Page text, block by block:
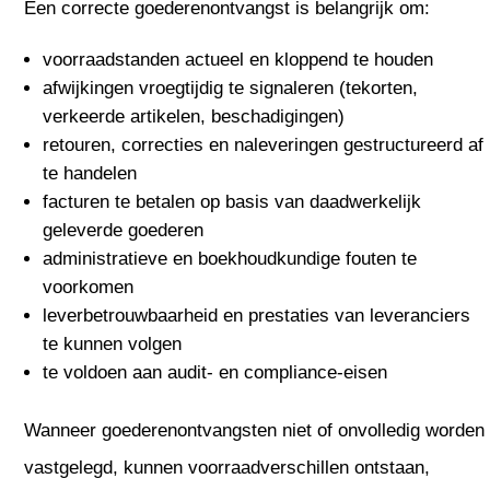
Een correcte goederenontvangst is belangrijk om:
voorraadstanden actueel en kloppend te houden
afwijkingen vroegtijdig te signaleren (tekorten,
verkeerde artikelen, beschadigingen)
retouren, correcties en naleveringen gestructureerd af
te handelen
facturen te betalen op basis van daadwerkelijk
geleverde goederen
administratieve en boekhoudkundige fouten te
voorkomen
leverbetrouwbaarheid en prestaties van leveranciers
te kunnen volgen
te voldoen aan audit- en compliance-eisen
Wanneer goederenontvangsten niet of onvolledig worden
vastgelegd, kunnen voorraadverschillen ontstaan,